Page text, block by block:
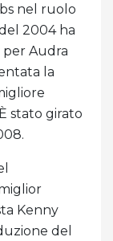
nel ruolo
2004 ha
Audra
la
stato girato
Kenny
del